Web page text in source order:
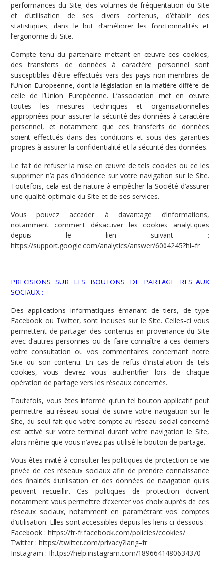
performances du Site, des volumes de fréquentation du Site
et d’utilisation de ses divers contenus, d’établir des
statistiques, dans le but d’améliorer les fonctionnalités et
l’ergonomie du Site.
Compte tenu du partenaire mettant en œuvre ces cookies,
des transferts de données à caractère personnel sont
susceptibles d’être effectués vers des pays non-membres de
l’Union Européenne, dont la législation en la matière diffère de
celle de l’Union Européenne. L’association met en œuvre
toutes les mesures techniques et organisationnelles
appropriées pour assurer la sécurité des données à caractère
personnel, et notamment que ces transferts de données
soient effectués dans des conditions et sous des garanties
propres à assurer la confidentialité et la sécurité des données.
Le fait de refuser la mise en œuvre de tels cookies ou de les
supprimer n’a pas d’incidence sur votre navigation sur le Site.
Toutefois, cela est de nature à empêcher la Société d’assurer
une qualité optimale du Site et de ses services.
Vous pouvez accéder à davantage d’informations,
notamment comment désactiver les cookies analytiques
depuis le lien suivant :
https://support.google.com/analytics/answer/6004245?hl=fr
PRECISIONS SUR LES BOUTONS DE PARTAGE RESEAUX
SOCIAUX :
Des applications informatiques émanant de tiers, de type
Facebook ou Twitter, sont incluses sur le Site. Celles-ci vous
permettent de partager des contenus en provenance du Site
avec d’autres personnes ou de faire connaître à ces derniers
votre consultation ou vos commentaires concernant notre
Site ou son contenu. En cas de refus d’installation de tels
cookies, vous devrez vous authentifier lors de chaque
opération de partage vers les réseaux concernés.
Toutefois, vous êtes informé qu’un tel bouton applicatif peut
permettre au réseau social de suivre votre navigation sur le
Site, du seul fait que votre compte au réseau social concerné
est activé sur votre terminal durant votre navigation le Site,
alors même que vous n’avez pas utilisé le bouton de partage.
Vous êtes invité à consulter les politiques de protection de vie
privée de ces réseaux sociaux afin de prendre connaissance
des finalités d’utilisation et des données de navigation qu’ils
peuvent recueillir. Ces politiques de protection doivent
notamment vous permettre d’exercer vos choix auprès de ces
réseaux sociaux, notamment en paramétrant vos comptes
d’utilisation. Elles sont accessibles depuis les liens ci-dessous :
Facebook : https://fr-fr.facebook.com/policies/cookies/
Twitter : https://twitter.com/privacy?lang=fr
Instagram : Ihttps://help.instagram.com/1896641480634370